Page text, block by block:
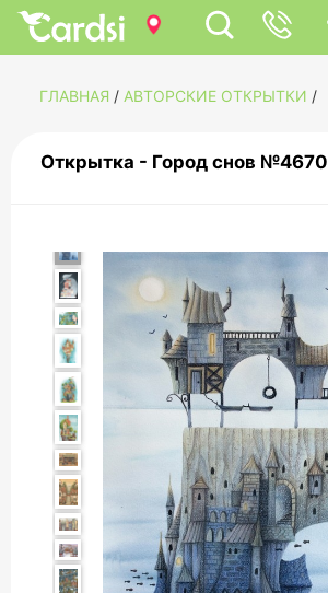
ГЛАВНАЯ / АВТОРСКИЕ ОТКРЫТКИ /
Открытка - Город снов №4670